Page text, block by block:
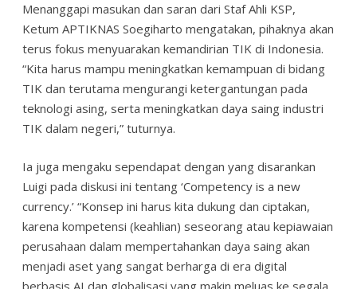
Menanggapi masukan dan saran dari Staf Ahli KSP,
Ketum APTIKNAS Soegiharto mengatakan, pihaknya akan
terus fokus menyuarakan kemandirian TIK di Indonesia.
“Kita harus mampu meningkatkan kemampuan di bidang
TIK dan terutama mengurangi ketergantungan pada
teknologi asing, serta meningkatkan daya saing industri
TIK dalam negeri,” tuturnya.
Ia juga mengaku sependapat dengan yang disarankan
Luigi pada diskusi ini tentang ‘Competency is a new
currency.’ “Konsep ini harus kita dukung dan ciptakan,
karena kompetensi (keahlian) seseorang atau kepiawaian
perusahaan dalam mempertahankan daya saing akan
menjadi aset yang sangat berharga di era digital
berbasis AI dan globalisasi yang makin meluas ke segala